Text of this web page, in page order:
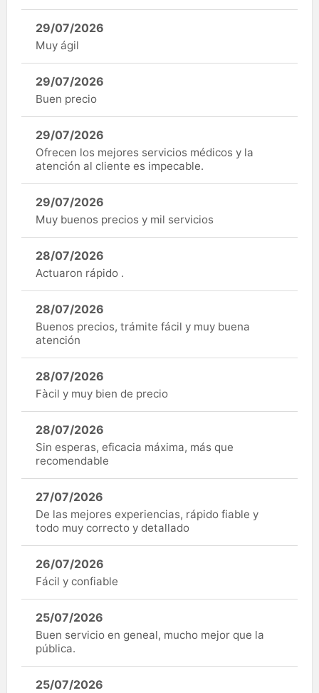
29/07/2026
Muy ágil
29/07/2026
Buen precio
29/07/2026
Ofrecen los mejores servicios médicos y la
atención al cliente es impecable.
29/07/2026
Muy buenos precios y mil servicios
28/07/2026
Actuaron rápido .
28/07/2026
Buenos precios, trámite fácil y muy buena
atención
28/07/2026
Fàcil y muy bien de precio
28/07/2026
Sin esperas, eficacia máxima, más que
recomendable
27/07/2026
De las mejores experiencias, rápido fiable y
todo muy correcto y detallado
26/07/2026
Fácil y confiable
25/07/2026
Buen servicio en geneal, mucho mejor que la
pública.
25/07/2026